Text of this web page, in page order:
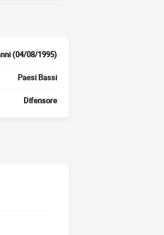
(04/08/1995)
Paesi Bassi
Difensore